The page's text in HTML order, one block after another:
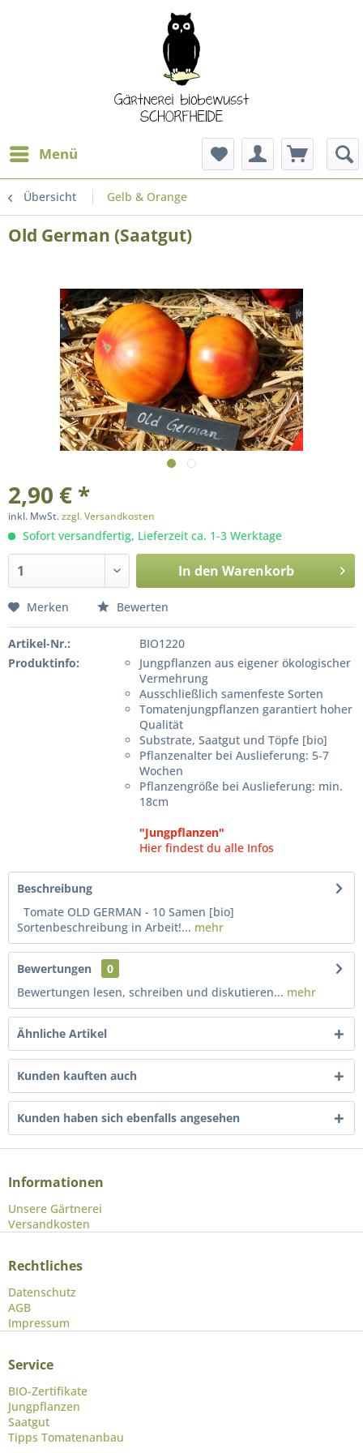
Menü
Übersicht Gelb & Orange
Old German (Saatgut)
2,90 € *
inkl. MwSt.zzgl. Versandkosten
Sofort versandfertig, Lieferzeit ca. 1-3 Werktage
In den Warenkorb
Merken Bewerten
Artikel-Nr.:
BIO1220
Produktinfo:
Jungpflanzen aus eigener ökologischer
Vermehrung
Ausschließlich samenfeste Sorten
Tomatenjungpflanzen garantiert hoher
Qualität
Substrate, Saatgut und Töpfe [bio]
Pflanzenalter bei Auslieferung: 5-7
Wochen
Pflanzengröße bei Auslieferung: min.
18cm
"Jungpflanzen"
Hier findest du alle Infos
Beschreibung
Tomate OLD GERMAN - 10 Samen [bio]
Sortenbeschreibung in Arbeit!... mehr
Bewertungen
0
Bewertungen lesen, schreiben und diskutieren... mehr
Ähnliche Artikel
Kunden kauften auch
Kunden haben sich ebenfalls angesehen
Informationen
Unsere Gärtnerei
Versandkosten
Rechtliches
Datenschutz
AGB
Impressum
Service
BIO-Zertifikate
Jungpflanzen
Saatgut
Tipps Tomatenanbau